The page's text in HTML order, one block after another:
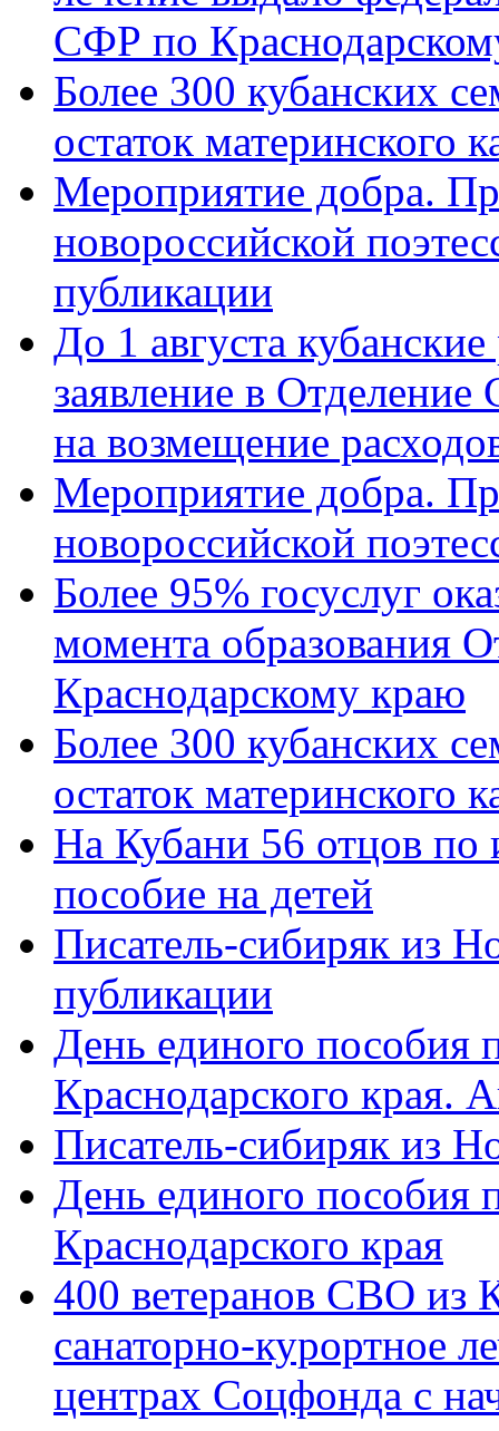
СФР по
Более 300 кубанских
остаток материнского
Мероприятие добра.
новороссийской
публикации
До 1 августа
заявление в
на возмещение
Мероприятие добра.
новороссийской
Более 95% госуслуг
момента образования
Краснодарскому краю
Более 300 кубанских
остаток материнского
На Кубани 56 отцов по
пособие на детей
Писатель-сибиряк из
публикации
День единого пособия
Краснодарского края.
Писатель-сибиряк из
День единого пособия
Краснодарского края
400 ветеранов СВО из
санаторно-курортное
центрах Соцфонда с